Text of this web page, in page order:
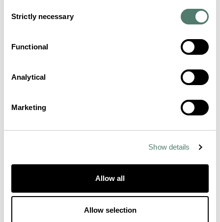
Selection
Strictly necessary
Functional
Analytical
Marketing
Show details
Allow all
Allow selection